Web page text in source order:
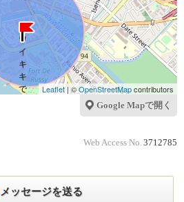
Leaflet| ©OpenStreetMapcontributors
Google Mapで開く
Web Access No. 3712785
メッセージを送る